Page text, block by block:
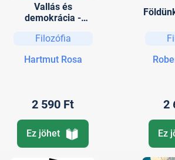
Vallás és
demokrácia -
megfontolások a
Filozófia
Hartmut Rosa
2 590 Ft
Ez jöhet
2
Ez